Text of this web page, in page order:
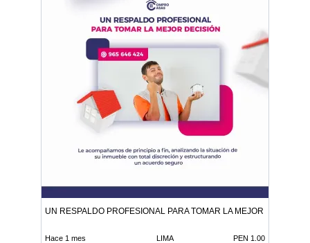
UN RESPALDO PROFESIONAL PARA TOMAR LA MEJOR DECISIÓN
Hace 1 mes LIMA PEN 1.00